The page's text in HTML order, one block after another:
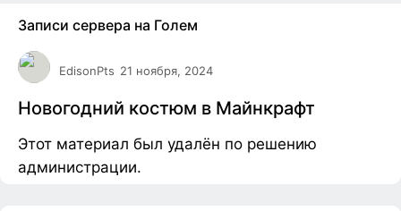
Записи сервера на Голем
EdisonPts 21 ноября, 2024
Новогодний костюм в Майнкрафт
Этот материал был удалён по решению
администрации.